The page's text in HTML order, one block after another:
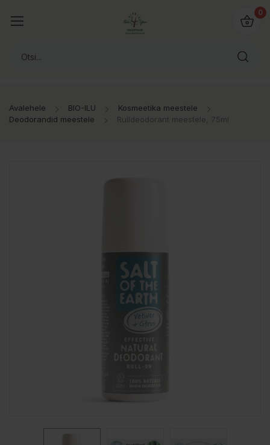
0
Avalehele BIO-ILU
Kosmeetika meestele
Deodorandid meestele
Rulldeodorant meestele, 75ml